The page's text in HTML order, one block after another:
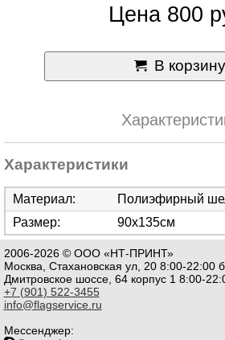
Цена 800
В корзину
Характеристики
Материал:
Полиэфирный
Размер:
90х135см
2006-2026 © ООО «НТ-ПРИНТ»
Москва, Стахановская ул, 20 8:00-22:00
Дмитровское шоссе, 64 корпус 1 8:00-
+7 (901) 522-3455
info@flagservice.ru
Мессенджер: